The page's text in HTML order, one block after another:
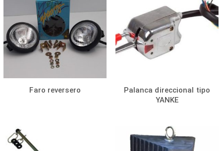
Faro reversero
Palanca direccional tipo
YANKE